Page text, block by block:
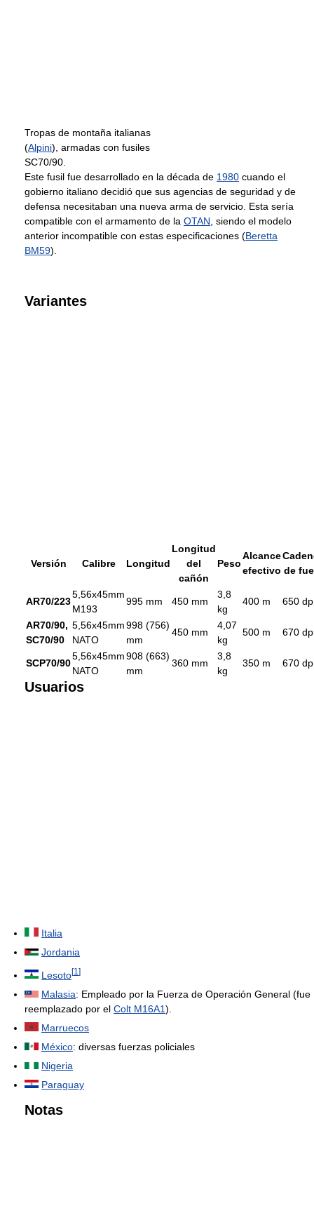
Tropas de montaña italianas
(Alpini), armadas con fusiles
SC70/90.
Este fusil fue desarrollado en la década de 1980 cuando el
gobierno italiano decidió que sus agencias de seguridad y de
defensa necesitaban una nueva arma de servicio. Esta sería
compatible con el armamento de la OTAN, siendo el modelo
anterior incompatible con estas especificaciones (Beretta
BM59).
Variantes
Versión Calibre Longitud
Longitud
del
cañón
Peso
Alcance
efectivo de
AR70/223
5,56x45mm
M193
995 mm 450 mm
3,8
kg
400 m 650
AR70/90,
SC70/90
5,56x45mm
NATO
998 (756)
mm
450 mm
4,07
kg
500 m 670
SCP70/90
5,56x45mm
NATO
908 (663)
mm
360 mm
3,8
kg
350 m 670
Usuarios
Italia
Jordania
Lesoto[1 ]
Malasia: Empleado por la Fuerza de Operación General (fue
reemplazado por el Colt M16A1).
Marruecos
México: diversas fuerzas policiales
Nigeria
Paraguay
Notas